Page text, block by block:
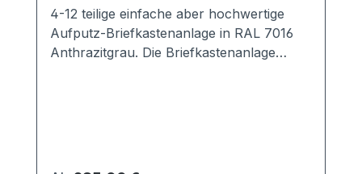
4-12 teilige einfache aber hochwertige
Aufputz-Briefkastenanlage in RAL 7016
Anthrazitgrau. Die Briefkastenanlage
Innen- aus auch den Außenberich